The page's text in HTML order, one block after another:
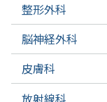
整形外科
脳神経外科
皮膚科
放射線科